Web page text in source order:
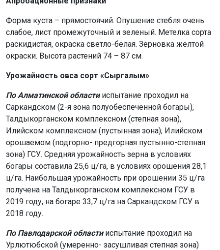
Форма куста – прямостоячий. Опушение стебля очень
слабое, лист промежуточный и зеленый. Метелка сорта
раскидистая, окраска светло-белая. Зерновка желтой
окраски. Высота растений 74 – 87 см.
Урожайность овса сорт «Сыргалым»
По Алматинской областииспытание проходил на
Саркандском (2-я зона полуобеспеченной богары),
Талдыкорганском комплексном (степная зона),
Илийском комплексном (пустынная зона), Илийском
орошаемом (подгорно- предгорная пустынно-степная
зона) ГСУ. Средняя урожайность зерна в условиях
богары составила 25,6 ц/га, в условиях орошения 28,1
ц/га. Наибольшая урожайность при орошении 35 ц/га
получена на Талдыкорганском комплексном ГСУ в
2019 году, на богаре 33,7 ц/га на Саркандском ГСУ в
2018 году.
По Павлодарской областииспытание проходил на
Урлютюбской (умеренно- засушливая степная зона)